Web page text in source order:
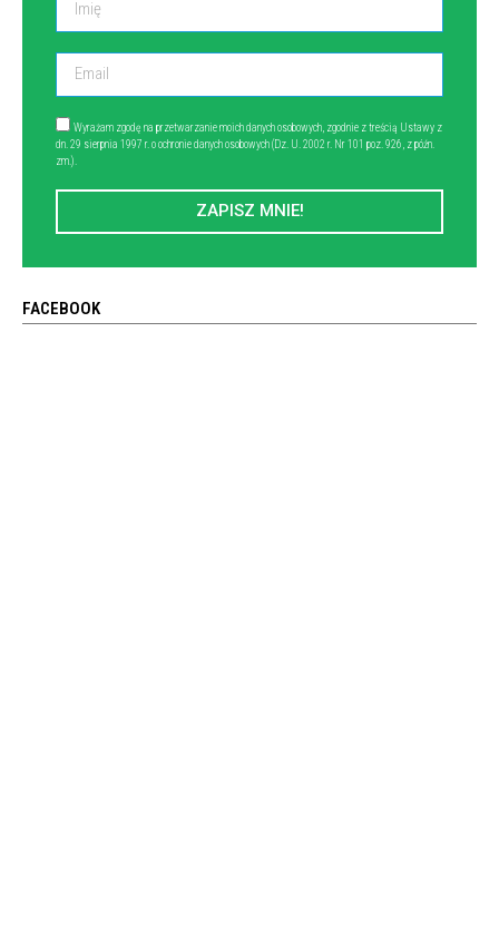
Wyrażam zgodę na przetwarzanie moich danych osobowych, zgodnie z treścią Ustawy z
dn. 29 sierpnia 1997 r. o ochronie danych osobowych (Dz. U. 2002 r. Nr 101 poz. 926, z późn.
zm.).
ZAPISZ MNIE!
FACEBOOK